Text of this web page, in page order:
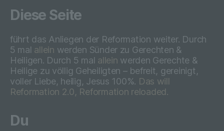
Diese Seite
führt das Anliegen der Reformation weiter. Durch
5 mal allein werden Sünder zu Gerechten &
Heiligen. Durch 5 mal allein werden Gerechte &
Heilige zu völlig Geheiligten – befreit, gereinigt,
voller Liebe, heilig, Jesus 100%. Das will
Reformation 2.0, Reformation reloaded.
Du
g) Verantwortlicher oder für die
Verarbeitung Verantwortlicher
Verantwortlicher oder für die Verarbeitung
Verantwortlicher ist die natürliche oder
juristische Person, Behörde, Einrichtung